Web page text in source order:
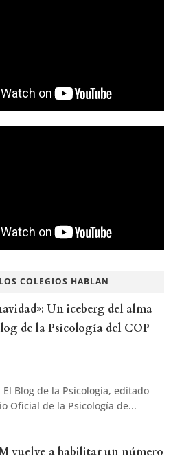
LOS COLEGIOS HABLAN
Un iceberg del alma
de la Psicología del COP
El Blog de la Psicología, editado
Oficial de la Psicología de...
vuelve a habilitar un número